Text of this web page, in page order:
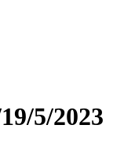
5/2023